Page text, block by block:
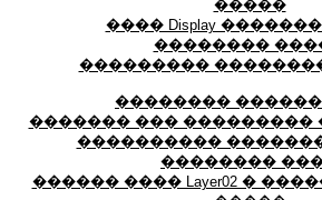
�����
���� Display
��������
���������
��������
������� ��� ���������
����������
��������
������ ���� Layer02 �